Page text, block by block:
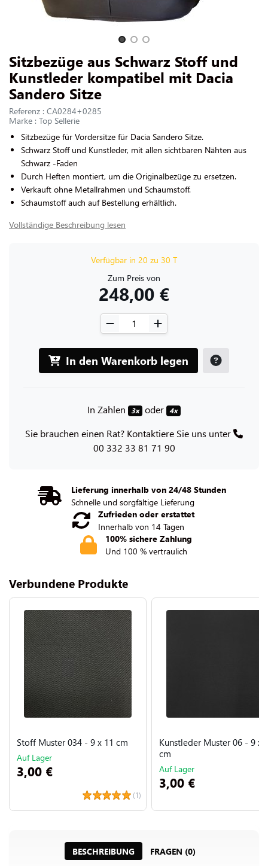
Sitzbezüge aus Schwarz Stoff und
Kunstleder kompatibel mit Dacia
Sandero Sitze
Referenz : CA0284+0285
Marke : Top Sellerie
Sitzbezüge für Vordersitze für Dacia Sandero Sitze.
Schwarz Stoff und Kunstleder, mit allen sichtbaren Nähten aus
Schwarz -Faden
Durch Heften montiert, um die Originalbezüge zu ersetzen.
Verkauft ohne Metallrahmen und Schaumstoff.
Schaumstoff auch auf Bestellung erhältlich.
Vollständige Beschreibung lesen
Verfügbar in 20 zu 30 T
Zum Preis von
248,00 €
In den Warenkorb legen
In Zahlen 3x oder 4x
Sie brauchen einen Rat? Kontaktiere Sie uns unter
00 332 33 81 71 90
Lieferung innerhalb von 24/48 Stunden
Schnelle und sorgfältige Lieferung
Zufrieden oder erstattet
Innerhalb von 14 Tagen
100% sichere Zahlung
Und 100 % vertraulich
Verbundene Produkte
Stoff Muster 034 - 9 x 11 cm
(1)
Auf Lager
3,00 €
Kunstleder Muster 06 - 9 x
cm
Auf Lager
3,00 €
BESCHREIBUNG FRAGEN (0)